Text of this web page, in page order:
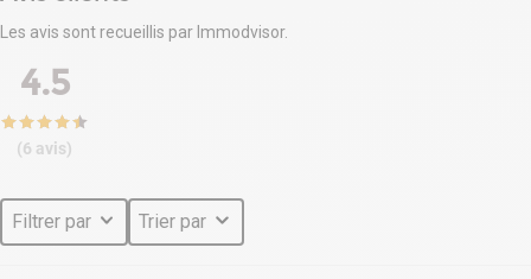
. Digicode
. Climatisation réversible
. Fibre optique
. Locaux traversants
. Locaux lumineux
. Décloisonnement possible
. Locaux rationnels et modulables
Les avis sont recueillis par Immodvisor.
4.5
(6 avis)
Filtrer par Trier par